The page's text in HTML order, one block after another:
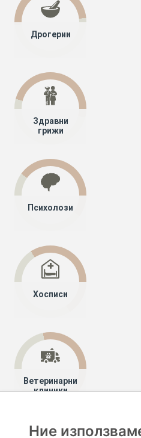
Дрогерии
Здравни
грижи
Психолози
Хосписи
Ветеринарни
клиники
Специалисти
Ние